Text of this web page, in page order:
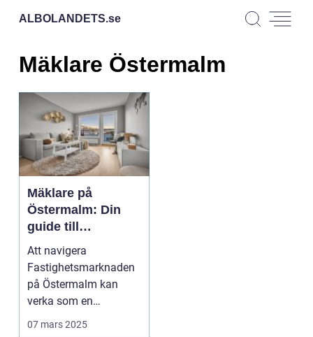
ALBOLANDETS.se
Mäklare Östermalm
Mäklare på
Östermalm: Din
guide till
fastighetsmarknad
en
Att navigera
Fastighetsmarknaden
på Östermalm kan
verka som en
skrämmande uppgift,
07 mars 2025